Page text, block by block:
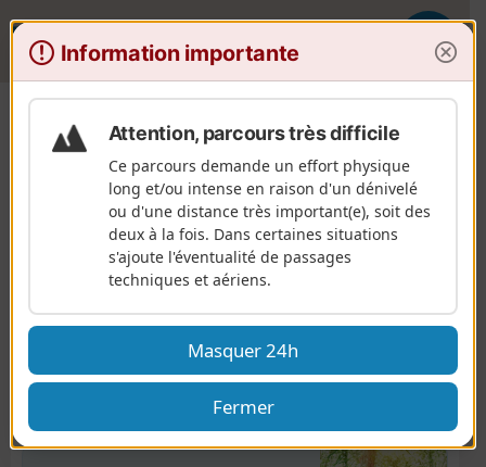
i
s
o
r
a
n
d
o
O
v
a
g
t
Randonnées Provence-Alpes-Côte d'Azur Vaucluse Malaucène Les balcons du Toulourenc
Les balcons du Toulourenc
Une boucle qui fait le tour des Gorges du
Toulourenc, en passant par les GR
sentier monte d'abord sur la rive droite (Nord) puis
après avoir rejoint et traversé la rivière, passe sur la
rive gauche, versant Nord du Ventoux puis de la
Plate sans jamais atteindre les crêtes.
Information importante
Attention, parcours très difficile
Ce parcours demande un effort physique
long et/ou intense en raison d'un dénivelé
ou d'une distance très important(e), soit des
deux à la fois. Dans certaines situations
s'ajoute l'éventualité de passages
techniques et aériens.
Masquer 24h
Fermer